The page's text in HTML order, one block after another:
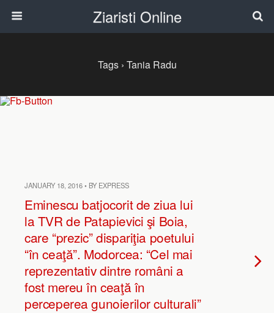
Ziaristi Online
Tags › Tania Radu
JANUARY 18, 2016 • BY EXPRESS
Eminescu batjocorit de ziua lui
la TVR de Patapievici şi Boia,
care “prezic” dispariţia poetului
“în ceaţă”. Modorcea: “Cel mai
reprezentativ dintre români a
fost mereu în ceaţă în
perceperea gunoierilor culturali”